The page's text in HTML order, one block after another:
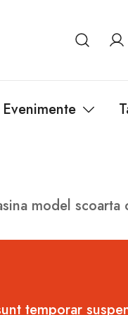
Evenimente
model scoarta
temporar